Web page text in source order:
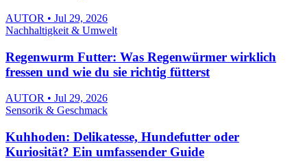
AUTOR • Jul 29, 2026
Nachhaltigkeit & Umwelt
Regenwurm Futter: Was Regenwürmer wirklich
fressen und wie du sie richtig fütterst
AUTOR • Jul 29, 2026
Sensorik & Geschmack
Kuhhoden: Delikatesse, Hundefutter oder
Kuriosität? Ein umfassender Guide